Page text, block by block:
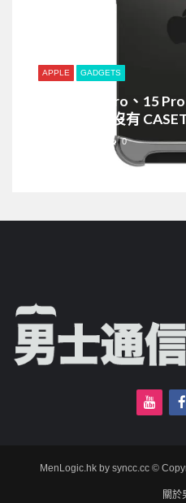
APPLE GADGETS
iPhone 15 Pro、15
機殼！竟然沒有
0
MenLogic.hk by syncc.cc ©
關於